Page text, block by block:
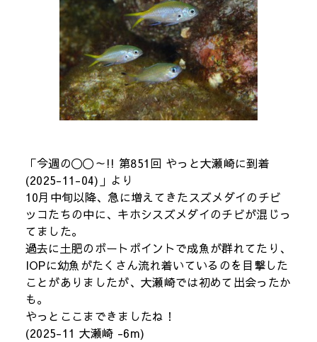
「今週の〇〇～!! 第851回 やっと大瀬崎に到着
(2025-11-04)」より
10月中旬以降、急に増えてきたスズメダイのチビ
ッコたちの中に、キホシスズメダイのチビが混じっ
てました。
過去に土肥のボートポイントで成魚が群れてたり、
IOPに幼魚がたくさん流れ着いているのを目撃した
ことがありましたが、大瀬崎では初めて出会ったか
も。
やっとここまできましたね！
(2025-11 大瀬崎 -6m)